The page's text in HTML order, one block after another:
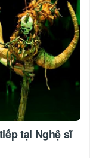
tại Nghệ sĩ